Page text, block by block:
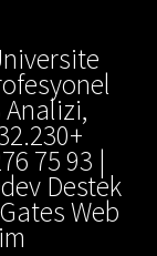
Analizi,
75 93 |
Destek
Web